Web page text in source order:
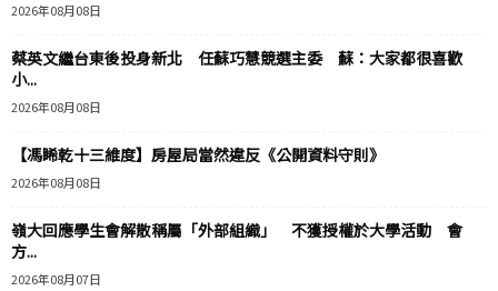
2026年08月08日
蔡英文繼台東後投身新北 任蘇巧慧競選主委 蘇：大家都很喜歡
小...
2026年08月08日
【馮睎乾十三維度】房屋局當然違反《公開資料守則》
2026年08月08日
嶺大回應學生會解散稱屬「外部組織」 不獲授權於大學活動 會
方...
2026年08月07日